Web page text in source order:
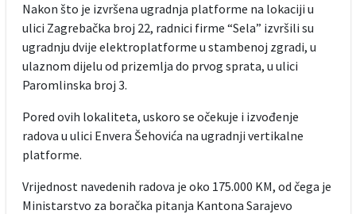
Nakon što je izvršena ugradnja platforme na lokaciji u
ulici Zagrebačka broj 22, radnici firme “Sela” izvršili su
ugradnju dvije elektroplatforme u stambenoj zgradi, u
ulaznom dijelu od prizemlja do prvog sprata, u ulici
Paromlinska broj 3.
Pored ovih lokaliteta, uskoro se očekuje i izvođenje
radova u ulici Envera Šehovića na ugradnji vertikalne
platforme.
Vrijednost navedenih radova je oko 175.000 KM, od čega je
Ministarstvo za boračka pitanja Kantona Sarajevo